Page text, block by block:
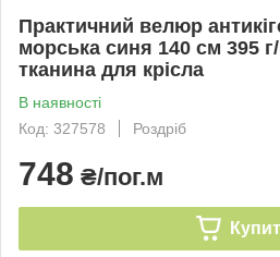
Практичний велюр
морська синя 140 см 395
тканина для крісла
В наявності
Код: 327578
Роздріб
748 ₴/пог.м